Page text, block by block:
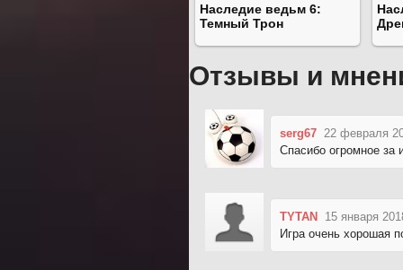
Наследие ведьм 6:
Темный Трон
Отзывы и
serg67 22 февраля
Спасибо огромное за
TYTAN
15 января
Игра очень хорошая